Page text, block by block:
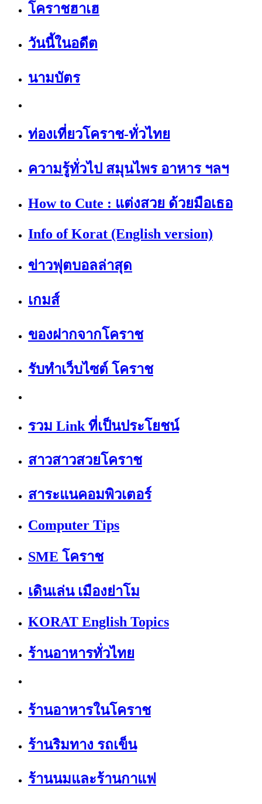
โคราชฮาเฮ
วันนี้ในอดีต
นามบัตร
ท่องเที่ยวโคราช-ทั่วไทย
ความรู้ทั่วไป สมุนไพร อาหาร ฯลฯ
How to Cute : แต่งสวย ด้วยมือเธอ
Info of Korat (English version)
ข่าวฟุตบอลล่าสุด
เกมส์
ของฝากจากโคราช
รับทำเว็บไซต์ โคราช
รวม Link ที่เป็นประโยชน์
สาวสาวสวยโคราช
สาระแนคอมพิวเตอร์
Computer Tips
SME โคราช
เดินเล่น เมืองย่าโม
KORAT English Topics
ร้านอาหารทั่วไทย
ร้านอาหารในโคราช
ร้านริมทาง รถเข็น
ร้านนมและร้านกาแฟ